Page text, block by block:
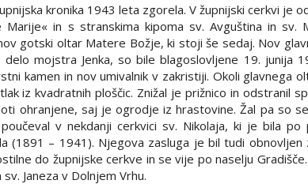
kronika 1943 leta zgorela. V župnijski cerkvi je
in s stranskima kipoma sv. Avguština in sv.
gotski oltar Matere Božje, ki stoji še sedaj. Nov
mojstra Jenka, so bile blagoslovljene 19. junija
kamen in nov umivalnik v zakristiji. Okoli glavnega
iz kvadratnih ploščic. Znižal je prižnico in odstranil
ohranjene, saj je ogrodje iz hrastovine. Žal pa so
v nekdanji cerkvici sv. Nikolaja, ki je bila po
(1891 – 1941). Njegova zasluga je bil tudi obnovljen
do župnijske cerkve in se vije po naselju Gradišče.
Janeza v Dolnjem Vrhu.